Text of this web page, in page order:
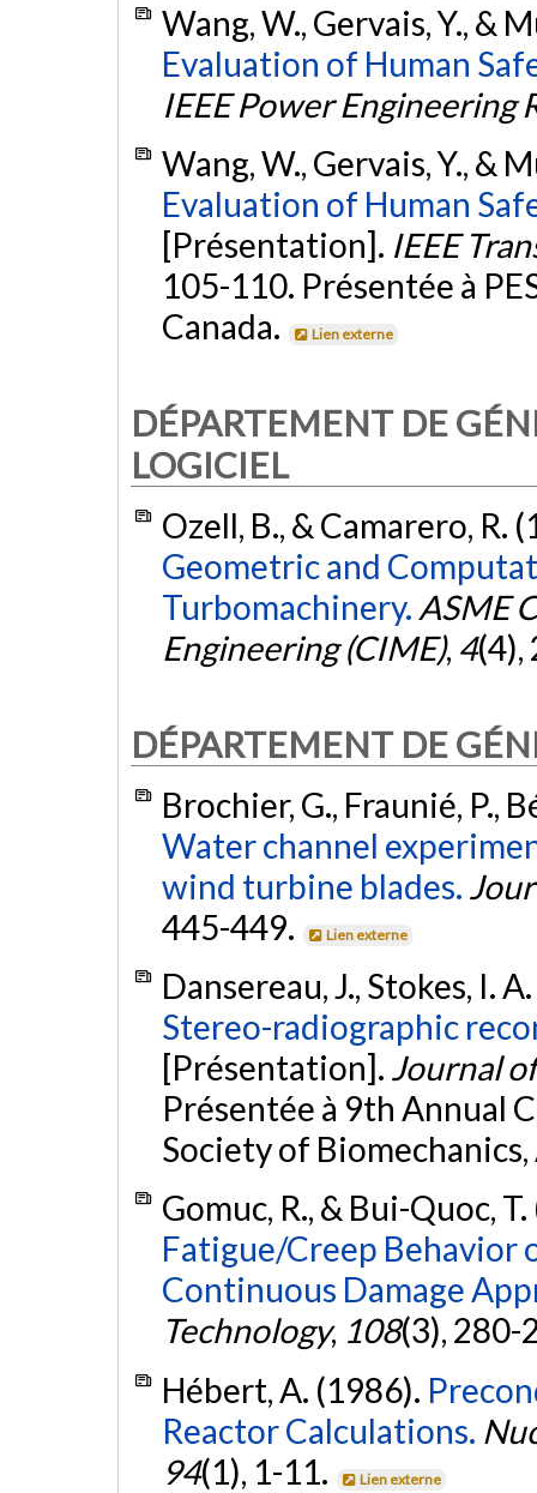
Wang, W., Gervais, Y., &
Evaluation of Human
IEEE Power Engineering
Wang, W., Gervais, Y., &
Evaluation of Human
[Présentation]. IEEE
105-110. Présentée à
Canada.
Lien externe
DÉPARTEMENT DE
LOGICIEL
Ozell, B., & Camarero, R.
Geometric and
Turbomachinery. ASME
Engineering (CIME), 4(4),
DÉPARTEMENT DE
Brochier, G., Fraunié, P.,
Water channel
wind turbine blades.
445-449.
Lien externe
Dansereau, J., Stokes, I.
Stereo-radiographic
[Présentation]. Journal
Présentée à 9th Annual
Society of
Gomuc, R., & Bui-Quoc,
Fatigue/Creep Behavior
Continuous Damage
Technology, 108(3), 280-
Hébert, A. (1986).
Reactor Calculations.
94(1), 1-11. Lien externe